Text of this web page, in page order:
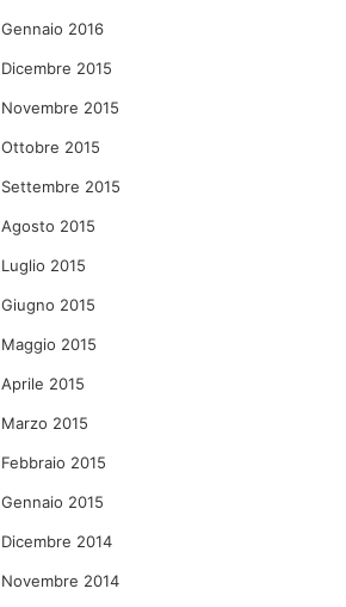
Gennaio 2016
Dicembre 2015
Novembre 2015
Ottobre 2015
Settembre 2015
Agosto 2015
Luglio 2015
Giugno 2015
Maggio 2015
Aprile 2015
Marzo 2015
Febbraio 2015
Gennaio 2015
Dicembre 2014
Novembre 2014